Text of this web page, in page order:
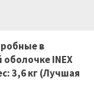
4500
(Лучшая
в
INEX
3,6 кг (Лучшая